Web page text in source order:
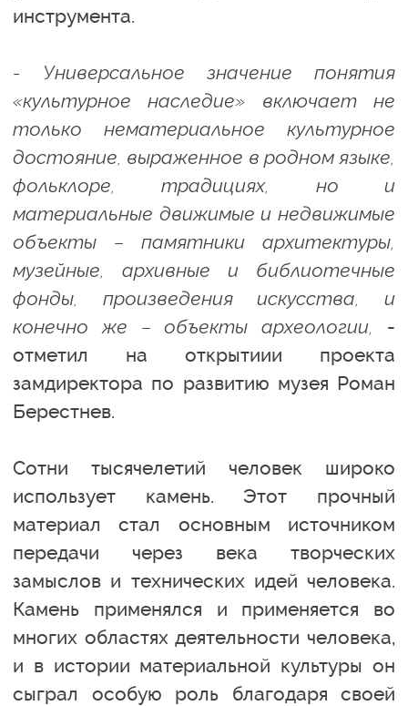
инструмента.
- Универсальное значение понятия
«культурное наследие» включает не
только нематериальное культурное
достояние, выраженное в родном языке,
фольклоре, традициях, но и
материальные движимые и недвижимые
объекты – памятники архитектуры,
музейные, архивные и библиотечные
фонды, произведения искусства, и
конечно же – объекты археологии,
-
отметил на открытиии проекта
замдиректора по развитию музея Роман
Берестнев.
Сотни тысячелетий человек широко
использует камень. Этот прочный
материал стал основным источником
передачи через века творческих
замыслов и технических идей человека.
Камень применялся и применяется во
многих областях деятельности человека,
и в истории материальной культуры он
сыграл особую роль благодаря своей